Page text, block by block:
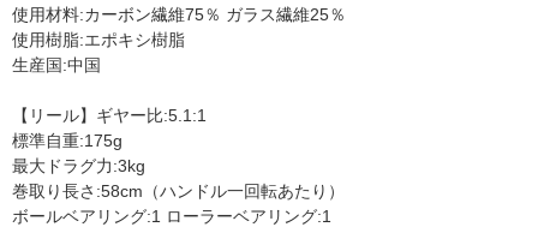
使用材料:カーボン繊維75％ ガラス繊維25％
使用樹脂:エポキシ樹脂
生産国:中国
【リール】ギヤー比:5.1:1
標準自重:175g
最大ドラグ力:3kg
巻取り長さ:58cm（ハンドル一回転あたり）
ボールベアリング:1 ローラーベアリング:1